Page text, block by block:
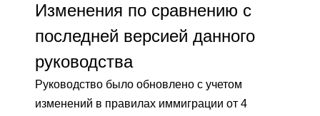
Изменения по сравнению с
последней версией данного
руководства
Руководство было обновлено с учетом
изменений в правилах иммиграции от 4